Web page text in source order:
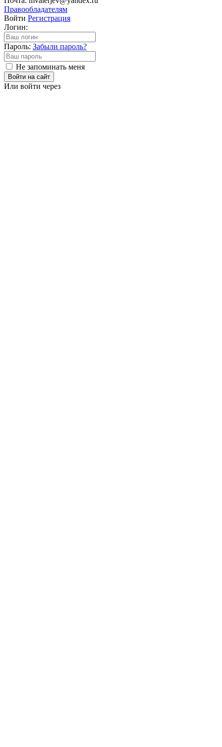
Правообладателям
Войти Регистрация
Логин:
Пароль: Забыли пароль?
Не запоминать меня
Войти на сайт
Или войти через